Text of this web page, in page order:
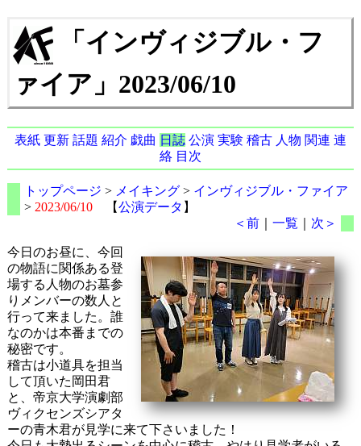
「インヴィジブル・フ
ァイア」2023/06/10
表紙 更新 話題 紹介 戯曲 日誌 公演 実験 稽古 人物 関連 連
絡 目次
トップページ > メイキング> インヴィジブル・ファイア
> 2023/06/10【公演データ 】
＜前 ｜一覧 次＞
今日のお昼に、今回
の物語に関係ある登
場する人物のお墓参
りメンバーの数人と
行って来ました。誰
なのかは本番までの
秘密です。
稽古は小道具を担当
して頂いた岡田君
と、帝京大学演劇部
ヴィクセンズシアタ
ーの青木君が見学に来て下さいました！